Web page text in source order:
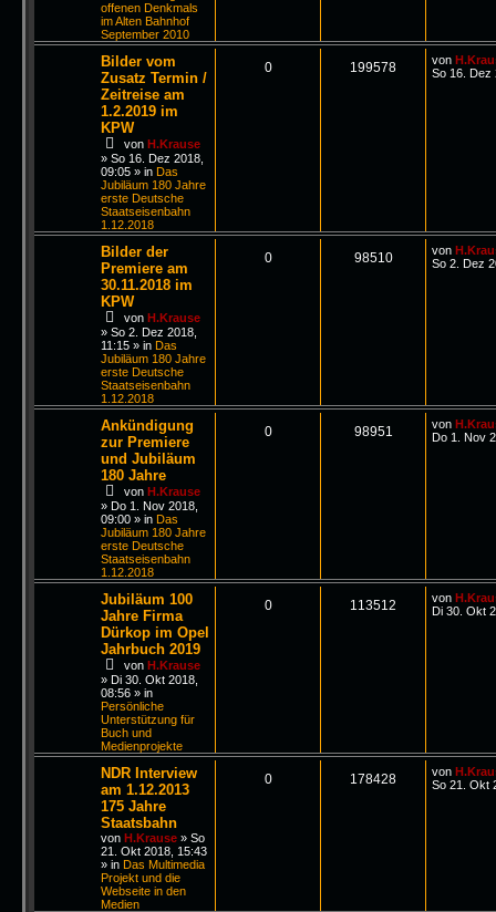
offenen Denkmals
im Alten Bahnhof
September 2010
Bilder vom
Zusatz Termin /
Zeitreise am
1.2.2019 im
KPW
von H.Krause
» So 16. Dez 2018,
09:05 » in Das
Jubiläum 180 Jahre
erste Deutsche
Staatseisenbahn
1.12.2018
0 199578 von
So 16. Dez
Bilder der
Premiere am
30.11.2018 im
KPW
von H.Krause
» So 2. Dez 2018,
11:15 » in Das
Jubiläum 180 Jahre
erste Deutsche
Staatseisenbahn
1.12.2018
0 98510 von
So 2. Dez
Ankündigung
zur Premiere
und Jubiläum
180 Jahre
von H.Krause
» Do 1. Nov 2018,
09:00 » in Das
Jubiläum 180 Jahre
erste Deutsche
Staatseisenbahn
1.12.2018
0 98951 von
Do 1. Nov
Jubiläum 100
Jahre Firma
Dürkop im Opel
Jahrbuch 2019
von H.Krause
» Di 30. Okt 2018,
08:56 » in
Persönliche
Unterstützung für
Buch und
Medienprojekte
0 113512 von
Di 30. Okt
NDR Interview
am 1.12.2013
175 Jahre
Staatsbahn
von H.Krause » So
21. Okt 2018, 15:43
» in Das Multimedia
Projekt und die
Webseite in den
Medien
0 178428 von
So 21. Okt